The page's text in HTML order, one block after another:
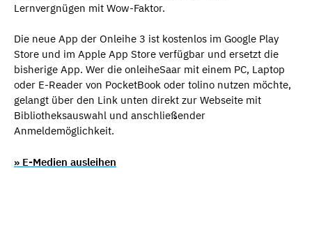
Lernvergnügen mit Wow-Faktor.
Die neue App der Onleihe 3 ist kostenlos im Google Play
Store und im Apple App Store verfügbar und ersetzt die
bisherige App. Wer die onleiheSaar mit einem PC, Laptop
oder E-Reader von PocketBook oder tolino nutzen möchte,
gelangt über den Link unten direkt zur Webseite mit
Bibliotheksauswahl und anschließender
Anmeldemöglichkeit.
» E-Medien ausleihen